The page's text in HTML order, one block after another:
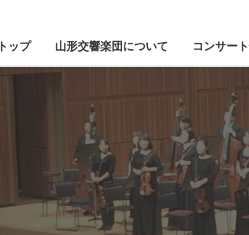
トップ 山形交響楽団について
山響が目指すもの
指揮者・楽団員紹介
山響アマデウスコア
山響の教育・地域交流
コンサー
チケット購
鑑賞会員
定期演奏会ア